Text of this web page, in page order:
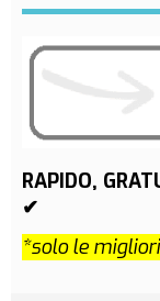
RAPIDO,
✔
*solo le